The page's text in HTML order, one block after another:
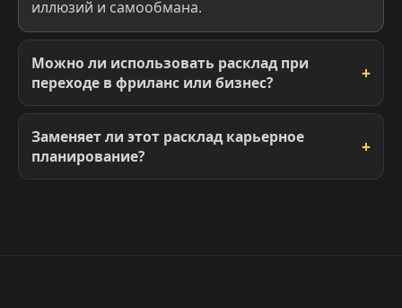
иллюзий и самообмана.
Можно ли использовать расклад при
переходе в фриланс или бизнес?
Заменяет ли этот расклад карьерное
планирование?